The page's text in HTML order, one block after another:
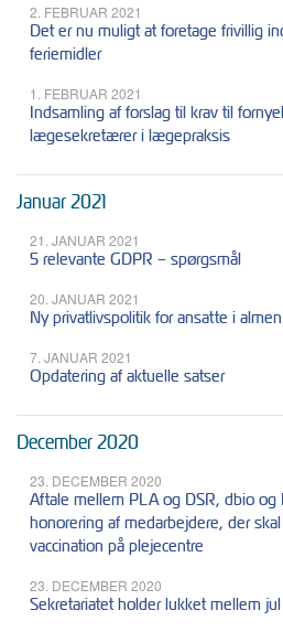
2. FEBRUAR 2021
Det er nu muligt at foretage frivillig
feriemidler
1. FEBRUAR 2021
Indsamling af forslag til krav til
lægesekretærer i lægepraksis
Januar 2021
21. JANUAR 2021
5 relevante GDPR – spørgsmål
20. JANUAR 2021
Ny privatlivspolitik for ansatte i
7. JANUAR 2021
Opdatering af aktuelle satser
December 2020
23. DECEMBER 2020
Aftale mellem PLA og DSR, dbio og
honorering af medarbejdere, der
vaccination på plejecentre
23. DECEMBER 2020
Sekretariatet holder lukket mellem